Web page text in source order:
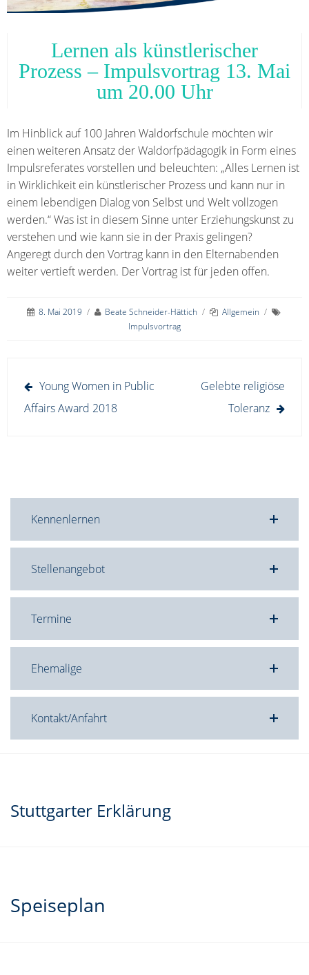
Lernen als künstlerischer
Prozess – Impulsvortrag 13. Mai
um 20.00 Uhr
Im Hinblick auf 100 Jahren Waldorfschule möchten wir
einen weiteren Ansatz der Waldorfpädagogik in Form eines
Impulsreferates vorstellen und beleuchten: „Alles Lernen ist
in Wirklichkeit ein künstlerischer Prozess und kann nur in
einem lebendigen Dialog von Selbst und Welt vollzogen
werden.“ Was ist in diesem Sinne unter Erziehungskunst zu
verstehen und wie kann sie in der Praxis gelingen?
Angeregt durch den Vortrag kann in den Elternabenden
weiter vertieft werden. Der Vortrag ist für jeden offen.
8. Mai 2019 / Beate Schneider-Hättich / Allgemein /
Impulsvortrag
Beitragsnavigation
Young Women in Public
Affairs Award 2018
Gelebte religiöse
Toleranz
Kennenlernen
Stellenangebot
Termine
Ehemalige
Kontakt/Anfahrt
Stuttgarter Erklärung
Speiseplan